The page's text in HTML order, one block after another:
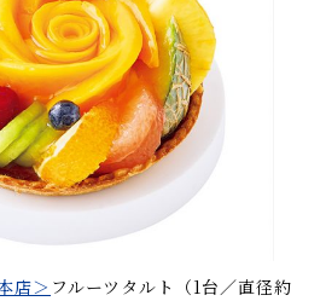
店＞ フルーツタルト（1台／直径約